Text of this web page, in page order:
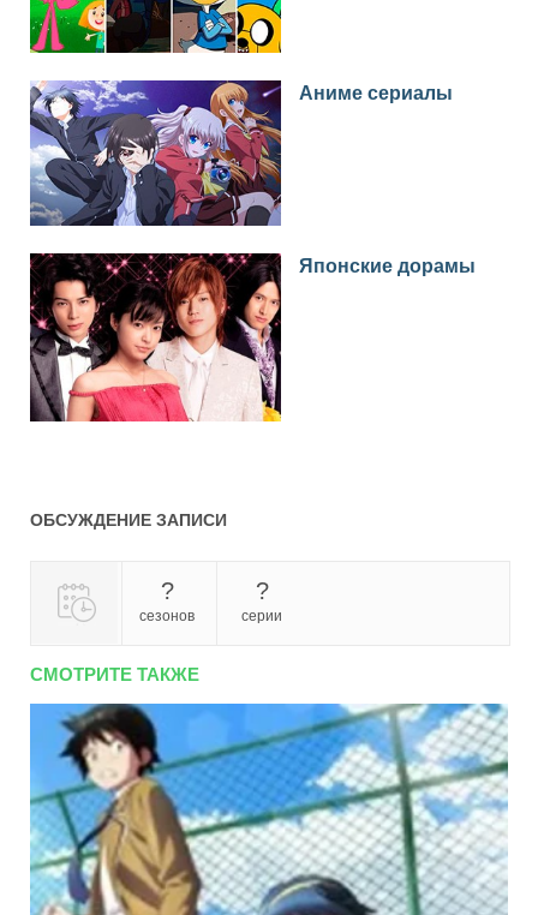
Аниме сериалы
Японские дорамы
ОБСУЖДЕНИЕ ЗАПИСИ
?
сезонов
?
серии
СМОТРИТЕ ТАКЖЕ